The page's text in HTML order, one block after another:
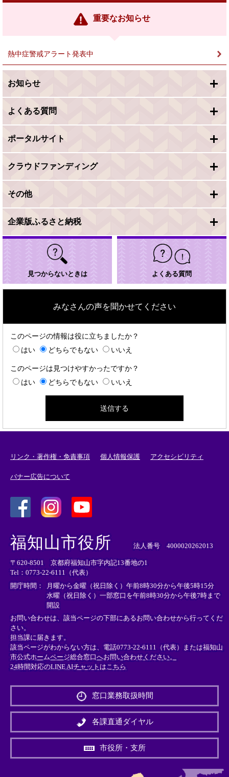
リ
重要なお知らせ
熱中症警戒アラート発表中
お知らせ
よくある質問
ポータルサイト
クラウドファンディング
その他
企業版ふるさと納税
見つからないときは よくある質問
みなさんの声を聞かせてください
このページの情報は役に立ちましたか？
はい
どちらでもない いいえ
このページは見つけやすかったですか？
はい
どちらでもない いいえ
リンク・著作権・免責事項 個人情報保護 アクセシビリティ
バナー広告について
外
部
リ
ン
ク
＞
外
リ
ン
ク
＞
外
部
ン
ク
＞
福知山市役所 法人番号 4000020262013
〒620-8501 京都府福知山市字内記13番地の1
Tel：0773-22-6111（代表）
開庁時間：
月曜から金曜（祝日除く）午前8時30分から午後5時15分
水曜（祝日除く）一部窓口を午前8時30分から午後7時まで
開設
お問い合わせは、該当ページの下部にあるお問い合わせから行ってくだ
さい。
担当課に届きます。
該当ページがわからない方は、電話0773-22-6111（代表）または福知山
市公式ホームページ総合窓口へお問い合わせください。
24時間対応のLINE AIチャットはこちら
外
リ
ン
＞
窓口業務取扱時間
各課直通ダイヤル
市役所・支所